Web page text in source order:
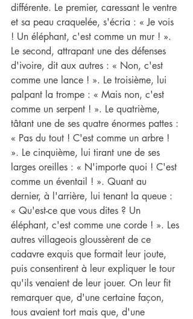
différente. Le premier, caressant le ventre
et sa peau craquelée, s'écria : « Je vois
! Un éléphant, c'est comme un mur ! ».
Le second, attrapant une des défenses
d'ivoire, dit aux autres : « Non, c'est
comme une lance ! ». Le troisième, lui
palpant la trompe : « Mais non, c'est
comme un serpent ! ». Le quatrième,
tâtant une de ses quatre énormes pattes :
« Pas du tout ! C'est comme un arbre !
». Le cinquième, lui tirant une de ses
larges oreilles : « N'importe quoi ! C'est
comme un éventail ! ». Quant au
dernier, à l'arrière, lui tenant la queue :
« Qu'est-ce que vous dites ? Un
éléphant, c'est comme une corde ! ». Les
autres villageois gloussèrent de ce
cadavre exquis que formait leur joute,
puis consentirent à leur expliquer le tour
qu'ils venaient de leur jouer. On leur fit
remarquer que, d'une certaine façon,
tous avaient tort mais que, d'une